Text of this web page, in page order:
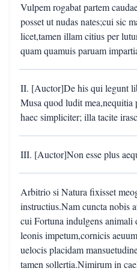
Vulpem rogabat partem
posset ut nudas nates;cui sic
licet,tamen illam citius per
quam quamuis paruam
II. [Auctor]De his qui legunt
Musa quod ludit mea,nequitia
haec simpliciter; illa tacite
III. [Auctor]Non esse plus
Arbitrio si Natura fixisset
instructius.Nam cuncta nobis
cui Fortuna indulgens animali
leonis impetum,cornicis
uelocis placidam
tamen sollertia.Nimirum in